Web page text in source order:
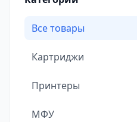
Все товары
Картриджи
Принтеры
МФУ